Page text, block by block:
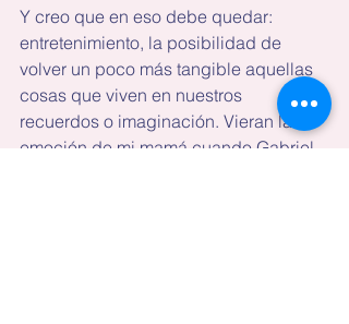
Y creo que en eso debe quedar:
entretenimiento, la posibilidad de
volver un poco más tangible aquellas
cosas que viven en nuestros
recuerdos o imaginación. Vieran la
emoción de mi mamá cuando Gabriel